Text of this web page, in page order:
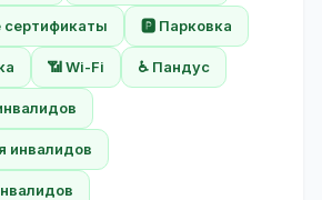
🅿️ Парковка
📶 Wi-Fi ♿ Пандус
инвалидов